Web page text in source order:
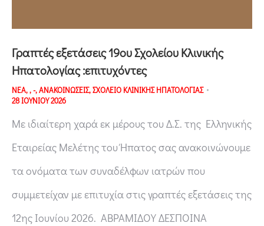
Γραπτές εξετάσεις 19ου Σχολείου Κλινικής
Ηπατολογίας :επιτυχόντες
ΝΕΑ,,-,ΑΝΑΚΟΙΝΩΣΕΙΣ,ΣΧΟΛΕΙΟ ΚΛΙΝΙΚΗΣ ΗΠΑΤΟΛΟΓΙΑΣ
28 ΙΟΥΝΙΟΥ 2026
Με ιδιαίτερη χαρά εκ μέρους του Δ.Σ. της Ελληνικής
Εταιρείας Μελέτης του Ήπατος σας ανακοινώνουμε
τα ονόματα των συναδέλφων ιατρών που
συμμετείχαν με επιτυχία στις γραπτές εξετάσεις της
12ης Ιουνίου 2026. ΑΒΡΑΜΙΔΟΥ ΔΕΣΠΟΙΝΑ